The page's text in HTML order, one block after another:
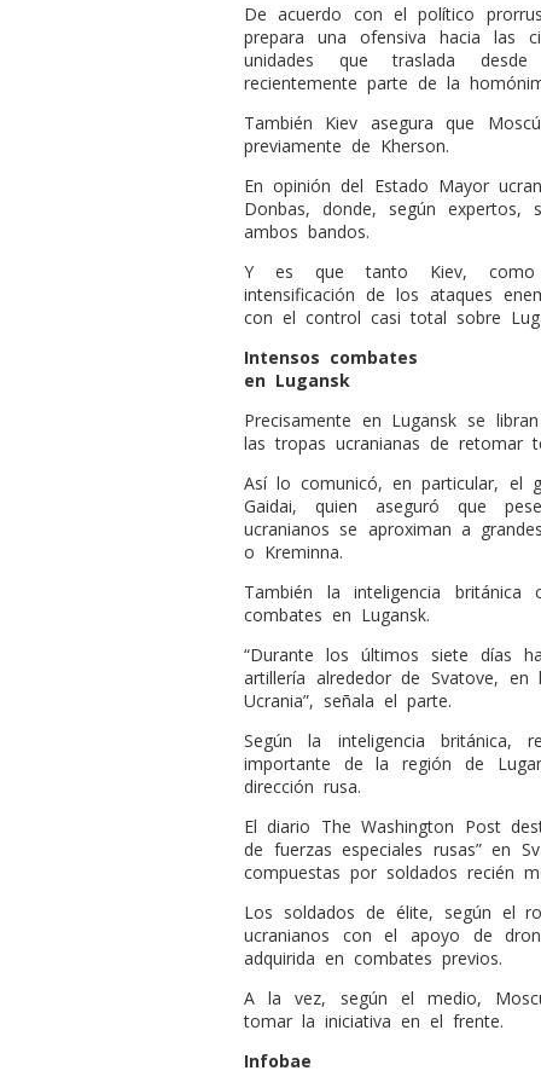
De acuerdo con el político
prepara una ofensiva hacia las
unidades que traslada
recientemente parte de la
También Kiev asegura que
previamente de Kherson.
En opinión del Estado Mayor
Donbas, donde, según
ambos bandos.
Y es que tanto Kiev, como
intensificación de los ataques
con el control casi total sobre
Intensos combates
en Lugansk
Precisamente en Lugansk se
las tropas ucranianas de retomar
Así lo comunicó, en particular, el
Gaidai, quien aseguró que
ucranianos se aproximan a
o Kreminna.
También la inteligencia
combates en Lugansk.
“Durante los últimos siete días
artillería alrededor de Svatove,
Ucrania”, señala el parte.
Según la inteligencia británica,
importante de la región de
dirección rusa.
El diario The Washington Post
de fuerzas especiales rusas” en
compuestas por soldados recién
Los soldados de élite, según el
ucranianos con el apoyo de
adquirida en combates previos.
A la vez, según el medio,
tomar la iniciativa en el frente.
Infobae